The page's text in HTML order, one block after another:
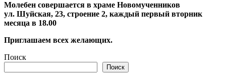
Молебен совершается в храме Новомученников
ул. Шуйская, 23, строение 2, каждый первый вторник
месяца в 18.00
Приглашаем всех желающих.
Поиск
Поиск